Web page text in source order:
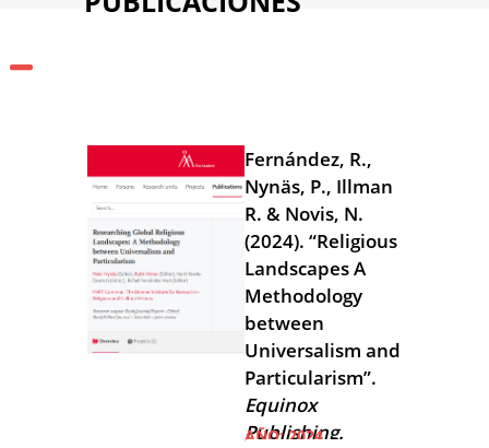
Fernández, R.,
Nynäs, P., Illman
R. & Novis, N.
(2024). “Religious
Landscapes A
Methodology
between
Universalism and
Particularism”.
Equinox
Publishing.
AÑO: 2024